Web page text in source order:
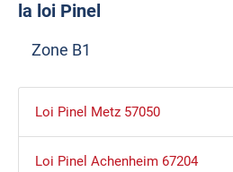
la loi Pinel
Zone B1
Loi Pinel Metz 57050
Loi Pinel Achenheim 67204